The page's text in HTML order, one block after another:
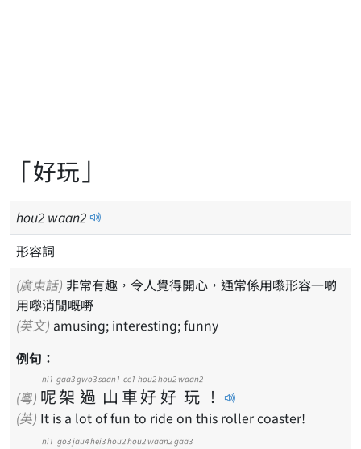
「好玩」
hou2 waan2
形容詞
(廣東話)
用嚟消閒嘅嘢
(英文) amusing; interesting; funny
例句：
(粵) 呢
ni1
架
gaa3
過
gwo3
山
saan1
車
ce1
好
hou2
好
hou2
玩
waan2
！
(英) It is a lot of fun to ride on this roller coaster!
ni1 go3jau4hei3hou2hou2waan2gaa3